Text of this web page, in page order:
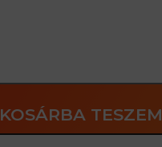
KOSÁRBA TESZEM